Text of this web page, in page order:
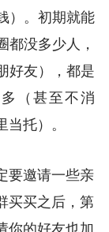
）。初期就能
都没多少人，
好友），都是
（甚至不消
托）。
要邀请一些亲
买买之后，第